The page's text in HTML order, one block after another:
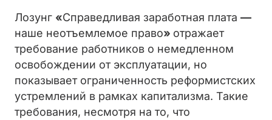
Лозунг «Справедливая заработная плата —
наше неотъемлемое право» отражает
требование работников о немедленном
освобождении от эксплуатации, но
показывает ограниченность реформистских
устремлений в рамках капитализма. Такие
требования, несмотря на то, что